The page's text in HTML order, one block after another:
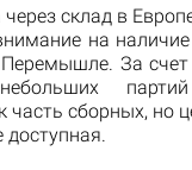
склад в
на
Перемышле. За
часть сборных, но
доступная.